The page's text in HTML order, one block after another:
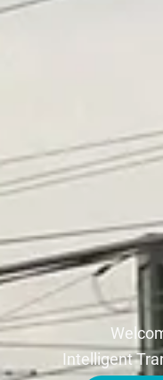
Intelligent